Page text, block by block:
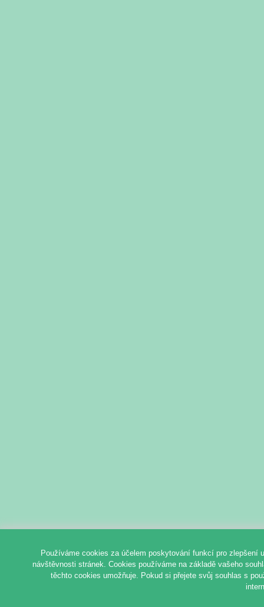
Používáme cookies za účelem poskytování funkcí pro zlepšení
návštěvnosti stránek. Cookies používáme na základě vašeho
těchto cookies umožňuje. Pokud si přejete svůj souhlas s